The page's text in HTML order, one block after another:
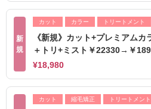
新
規
カット カラー トリートメント
《新規》カット+プレミアムカ
＋トリ+ミスト￥22330→￥
¥18,980
カット 縮毛矯正 トリートメント